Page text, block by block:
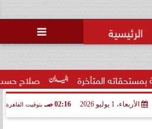

صلاح حسب الله: النواب يوافقون على
الأربعاء، 1 يوليو 2026 02:16 صـ بتوقيت القاهرة
الصحة: تنفي إقالة رشا خضر من
رئاسة قطاع الرعاية الأساسية